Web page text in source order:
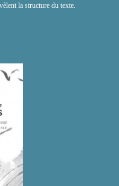
la structure du texte.